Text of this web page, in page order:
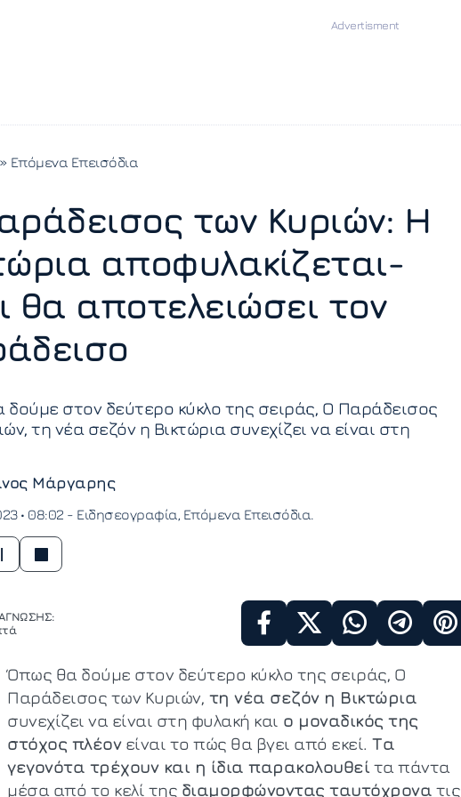
» Επόμενα Επεισόδια
των Κυριών: Η
αποφυλακίζεται-
θα αποτελειώσει τον
στον δεύτερο κύκλο της σειράς, Ο Παράδεισος
τη νέα σεζόν η Βικτώρια συνεχίζει να είναι στη
Μάργαρης
• 08:02 - Ειδησεογραφία Επόμενα Επεισόδια
Όπως θα δούμε στον δεύτερο κύκλο της σειράς, Ο
Παράδεισος των Κυριών, τη νέα σεζόν η Βικτώρια
συνεχίζει να είναι στη φυλακή και ο μοναδικός της
στόχος πλέονείναι το πώς θα βγει από εκεί. Τα
γεγονότα τρέχουν και η ίδια παρακολουθεί τα πάντα
μέσα από το κελί της διαμορφώνοντας ταυτόχρονα τις